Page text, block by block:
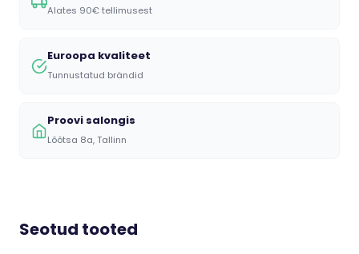
Alates 90€ tellimusest
Euroopa kvaliteet
Tunnustatud brändid
Proovi salongis
Lõõtsa 8a, Tallinn
Seotud tooted